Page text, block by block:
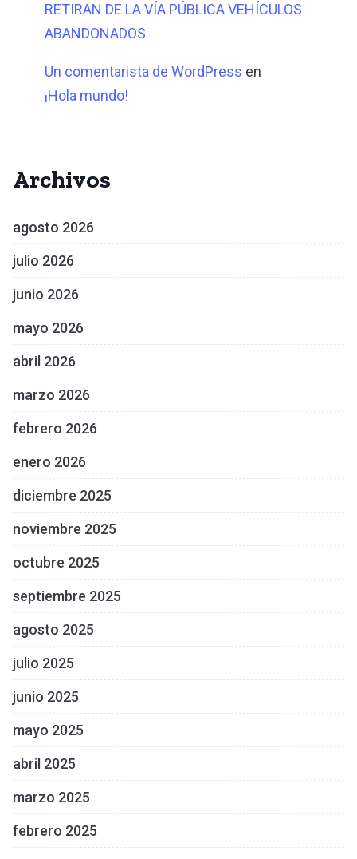
RETIRAN DE LA VÍA PÚBLICA VEHÍCULOS
ABANDONADOS
Un comentarista de WordPress en
¡Hola mundo!
Archivos
agosto 2026
julio 2026
junio 2026
mayo 2026
abril 2026
marzo 2026
febrero 2026
enero 2026
diciembre 2025
noviembre 2025
octubre 2025
septiembre 2025
agosto 2025
julio 2025
junio 2025
mayo 2025
abril 2025
marzo 2025
febrero 2025